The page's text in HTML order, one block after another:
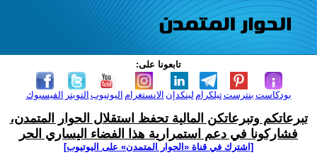
تابعونا على:
الفيسبوك التويتر اليوتيوب الانستغرام لينكدإن تيلكرامبنترست بودكاست
تبرعاتكم وتبرعاتكن المالية تحفظ استقلال الحوار المتمدن،
فشاركونا في دعم استمرارية هذا الفضاء اليساري الحر
[اشترك في قناة ‫«الحوار المتمدن» على اليوتيوب]